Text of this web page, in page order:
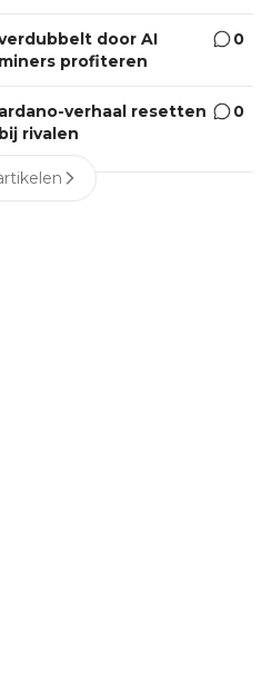
door AI
profiteren
0
verhaal resetten
rivalen
0